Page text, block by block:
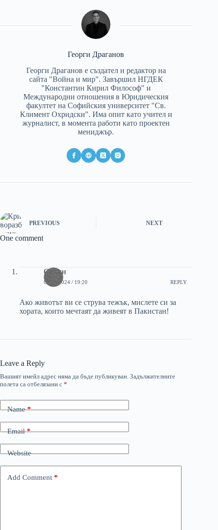
Георги Драганов
Георги Драганов е създател и редактор на
сайта "Война и мир". Завършил НГДЕК
"Константин Кирил Философ" и
Международни отношения в Юридическия
факултет на Софийския университет "Св.
Климент Охридски". Има опит като учител и
журналист, в момента работи като проектен
мениджър.
PREVIOUS NEXT
One comment
Орлин
05/10/2024 / 19:20 REPLY
Ако животът ви се струва тежък, мислете си за
хората, които мечтаят да живеят в Пакистан!
Leave a Reply
Вашият имейл адрес няма да бъде публикуван. Задължителните
полета са отбелязани с *
Name*
Email*
Website
Add Comment *